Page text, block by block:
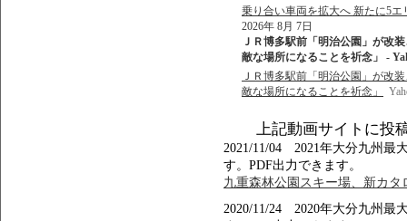
乗り合い車両を拡大へ 新たに5
2026年 8月 7日
ＪＲ博多駅前「明治公園」が改
敵な場所になることを祈念」 -
ＪＲ博多駅前「明治公園」が改
敵な場所になることを祈念」
上記動画サイトに投
2021/11/04 2021年大分九州最
す。PDF出力できます。
九重森林公園スキー場、新カタ
2020/11/24 2020年大分九州最